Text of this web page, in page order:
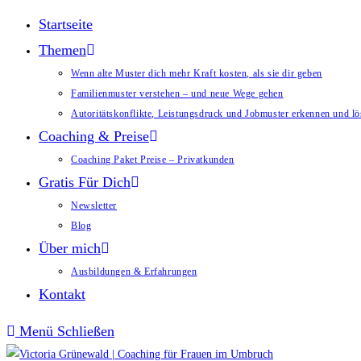
Startseite
Themen
Wenn alte Muster dich mehr Kraft kosten, als sie dir geben
Familienmuster verstehen – und neue Wege gehen
Autoritätskonflikte, Leistungsdruck und Jobmuster erkennen und
Coaching & Preise
Coaching Paket Preise – Privatkunden
Gratis Für Dich
Newsletter
Blog
Über mich
Ausbildungen & Erfahrungen
Kontakt
Menü Schließen